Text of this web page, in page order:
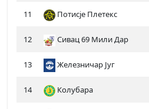
11 Потисје Плетекс
12 Сивац 69 Мили Дар
13 Железничар Југ
14 Колубара